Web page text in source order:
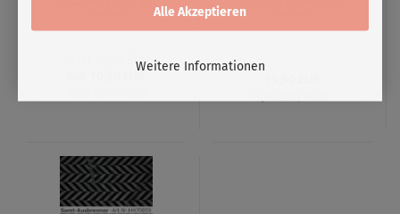
Alle Akzeptieren
Weitere Informationen
Statt 20,90 EUR